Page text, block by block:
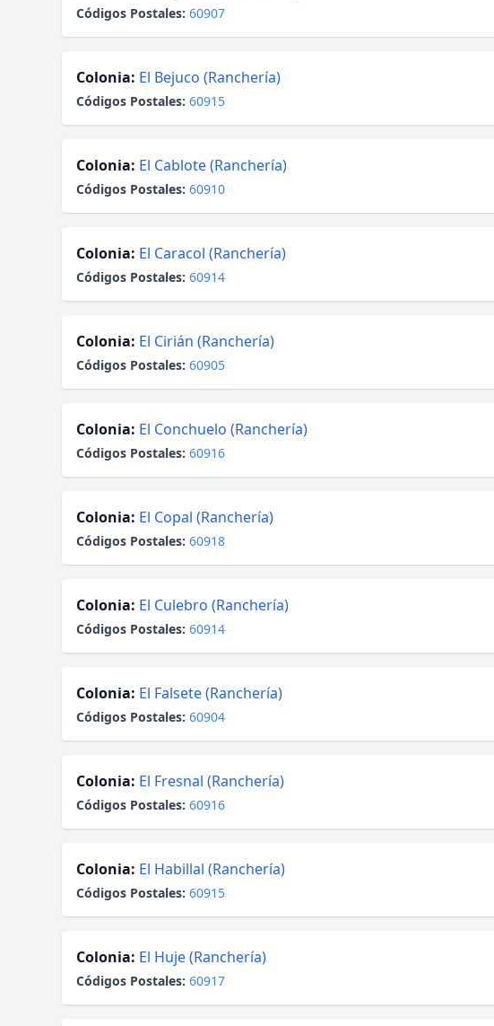
Códigos Postales: 60907
Colonia: El Bejuco (Ranchería)
Códigos Postales: 60915
Colonia: El Cablote (Ranchería)
Códigos Postales: 60910
Colonia: El Caracol (Ranchería)
Códigos Postales: 60914
Colonia: El Cirián (Ranchería)
Códigos Postales: 60905
Colonia: El Conchuelo (Ranchería)
Códigos Postales: 60916
Colonia: El Copal (Ranchería)
Códigos Postales: 60918
Colonia: El Culebro (Ranchería)
Códigos Postales: 60914
Colonia: El Falsete (Ranchería)
Códigos Postales: 60904
Colonia: El Fresnal (Ranchería)
Códigos Postales: 60916
Colonia: El Habillal (Ranchería)
Códigos Postales: 60915
Colonia: El Huje (Ranchería)
Códigos Postales: 60917